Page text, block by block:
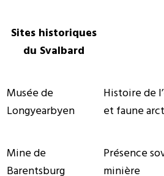
Sites historiques
du Svalbard
Musée de
Longyearbyen
Histoire de
et faune
Mine de
Barentsburg
Présence
minière